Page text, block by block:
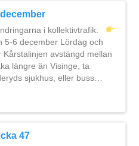
i kollektivtrafik:
5-6 december Lördag och
avstängd mellan
längre än Visinge, ta
sjukhus, eller buss…
47